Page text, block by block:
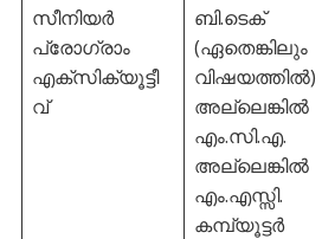
സീനിയർ
പ്രോഗ്രാം
എക്സിക്യൂട്ടീ
വ്
ബി.ടെക്
(ഏതെങ്കിലും
വിഷയത്തിൽ)
അല്ലെങ്കിൽ
എം.സി.എ.
അല്ലെങ്കിൽ
എം.എസ്സി.
കമ്പ്യൂട്ടർ